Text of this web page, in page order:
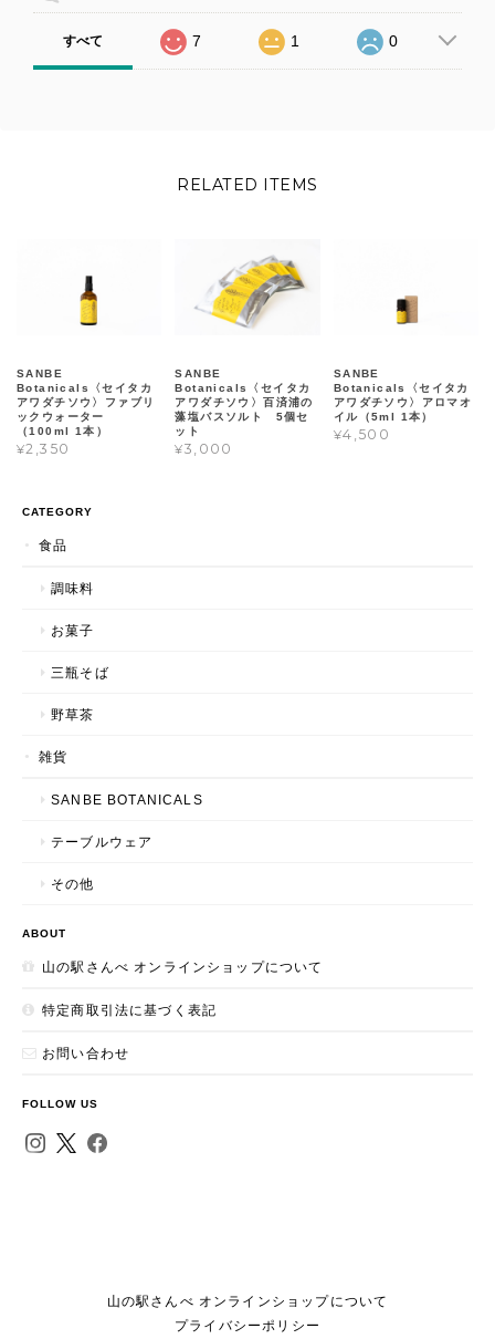
すべて 7 1 0
RELATED ITEMS
SANBE
Botanicals〈セイタカ
アワダチソウ〉ファブリ
ックウォーター
（100ml 1本）
¥2,350
SANBE
Botanicals〈セイタカ
アワダチソウ〉百済浦の
藻塩バスソルト 5個セ
ット
¥3,000
SANBE
Botanicals〈セイタカ
アワダチソウ〉アロマオ
イル（5ml 1本）
¥4,500
CATEGORY
食品
調味料
お菓子
三瓶そば
野草茶
雑貨
SANBE BOTANICALS
テーブルウェア
その他
ABOUT
山の駅さんべ オンラインショップについて
特定商取引法に基づく表記
お問い合わせ
FOLLOW US
山の駅さんべ オンラインショップについて
プライバシーポリシー